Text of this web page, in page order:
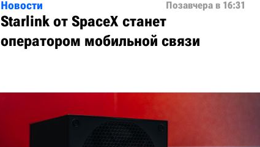
Новости Позавчера в 16:31
Starlink от SpaceX станет
оператором мобильной связи